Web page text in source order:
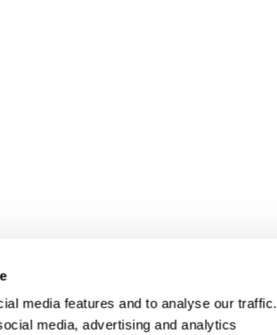
media features and to analyse our traffic.
media, advertising and analytics